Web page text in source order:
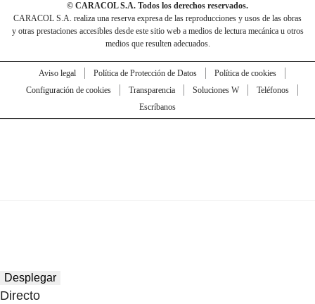
© CARACOL S.A. Todos los derechos reservados.
CARACOL S.A. realiza una reserva expresa de las reproducciones y usos de las obras
y otras prestaciones accesibles desde este sitio web a medios de lectura mecánica u otros
medios que resulten adecuados.
Aviso legal Política de Protección de Datos
Política de cookies
Configuración de cookies
Transparencia Soluciones W
Teléfonos
Escríbanos
Desplegar
Directo